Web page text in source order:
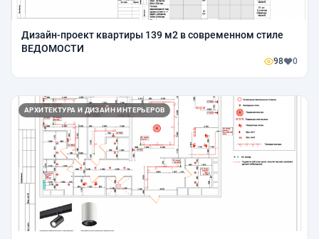
Дизайн-проект квартиры 139 м2 в современном стиле
ВЕДОМОСТИ
98 0
АРХИТЕКТУРА И ДИЗАЙН ИНТЕРЬЕРОВ